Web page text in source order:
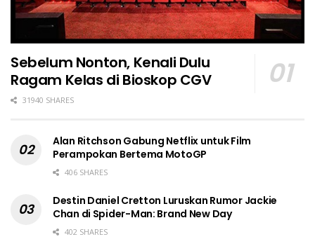
Sebelum Nonton, Kenali Dulu
Ragam Kelas di Bioskop CGV
31940 SHARES
Alan Ritchson Gabung Netflix untuk Film
Perampokan Bertema MotoGP
406 SHARES
Destin Daniel Cretton Luruskan Rumor Jackie
Chan di Spider-Man: Brand New Day
402 SHARES